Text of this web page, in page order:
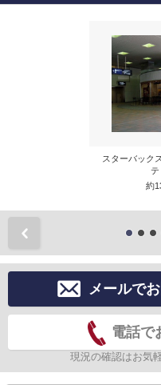
スターバック
テ
約
メールで
電話で
現況の確認はお気